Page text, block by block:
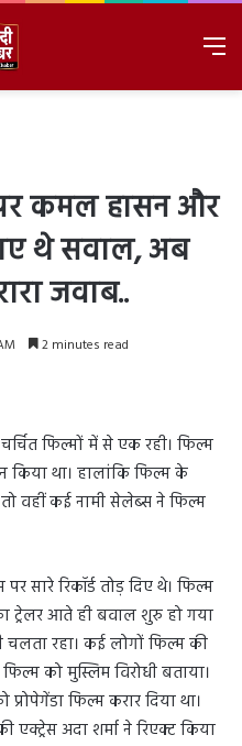
कमल हासन और
थे सवाल, अब
जवाब..
2 minutes read
फिल्मों में से एक रही। फिल्म
किया था। हालांकि फिल्म के
वहीं कई नामी सेलेब्स ने फिल्म
सारे रिकॉर्ड तोड़ दिए थे। फिल्म
ट्रेलर आते ही बवाल शुरु हो गया
रहा। कई लोगों फिल्म की
को मुस्लिम विरोधी बताया।
फिल्म करार दिया था।
अदा शर्मा ने रिएक्ट किया